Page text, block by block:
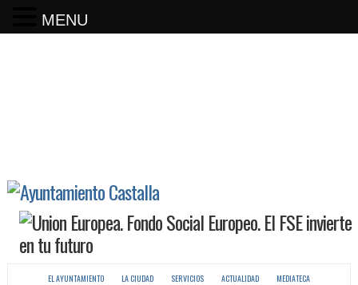
EL AYUNTAMIENTO LA CIUDAD SERVICIOS ACTUALIDAD MEDIATECA
MENU